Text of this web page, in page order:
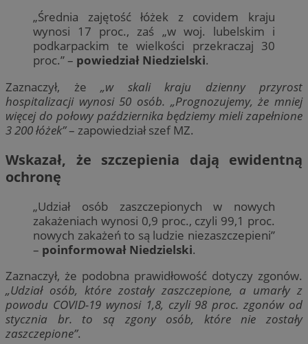
„Średnia zajętość łóżek z covidem kraju
wynosi 17 proc., zaś „w woj. lubelskim i
podkarpackim te wielkości przekraczaj 30
proc.” – powiedział Niedzielski.
Zaznaczył, że „w skali kraju dzienny przyrost
hospitalizacji wynosi 50 osób. „Prognozujemy, że mniej
więcej do połowy października będziemy mieli zapełnione
3 200 łóżek”– zapowiedział szef MZ.
Wskazał, że szczepienia dają ewidentną
ochronę
„Udział osób zaszczepionych w nowych
zakażeniach wynosi 0,9 proc., czyli 99,1 proc.
nowych zakażeń to są ludzie niezaszczepieni”
– poinformował Niedzielski.
Zaznaczył, że podobna prawidłowość dotyczy zgonów.
„Udział osób, które zostały zaszczepione, a umarły z
powodu COVID-19 wynosi 1,8, czyli 98 proc. zgonów od
stycznia br. to są zgony osób, które nie zostały
zaszczepione”.